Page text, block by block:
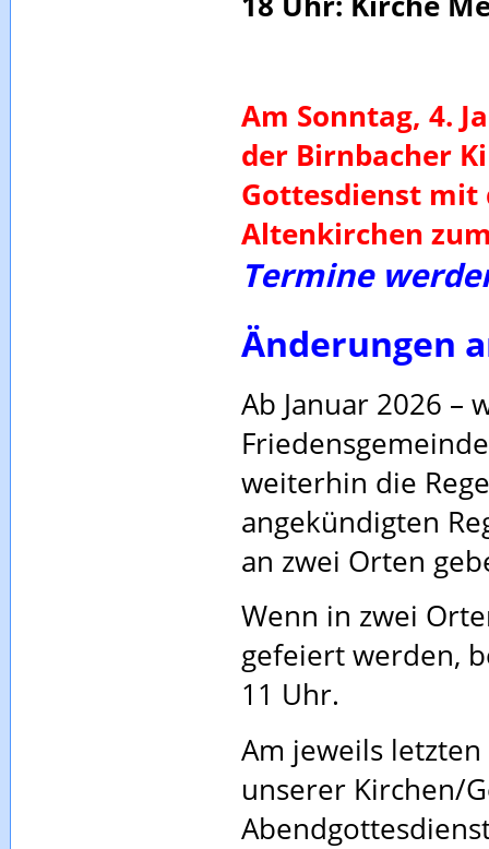
Am Sonntag, 4.
der Birnbacher
Gottesdienst mit
Altenkirchen
Termine
Änderungen
Ab Januar 2026 –
weiterhin die
angekündigten
an zwei Orten
Wenn in zwei
gefeiert werden,
11 Uhr.
Am jeweils
unserer Kirchen/